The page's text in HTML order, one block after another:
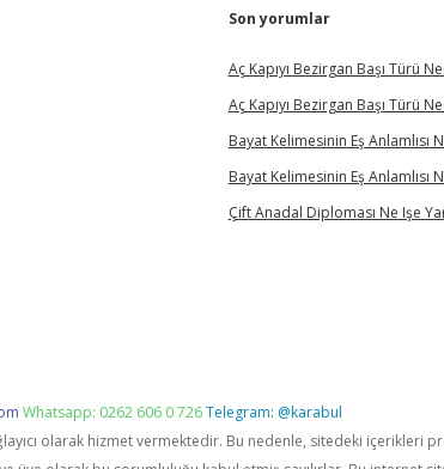
Son yorumlar
Aç Kapıyı Bezirgan Başı Türü
Aç Kapıyı Bezirgan Başı Türü
Bayat Kelimesinin Eş Anlamlısı
Bayat Kelimesinin Eş Anlamlısı
Çift Anadal Diploması Ne Işe
Whatsapp: 0262 606 0 726Telegram: @karabul
olarak hizmet vermektedir. Bu nedenle, sitedeki içerikleri